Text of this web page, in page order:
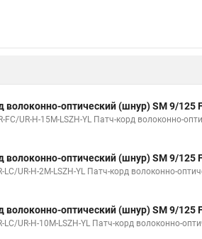
оптический (шнур) SM 9/125
FC/UR-H-15M-LSZH-YL Патч-корд волоконно-
оптический (шнур) SM 9/125
LC/UR-H-2M-LSZH-YL Патч-корд волоконно-
оптический (шнур) SM 9/125
LC/UR-H-10M-LSZH-YL Патч-корд волоконно-